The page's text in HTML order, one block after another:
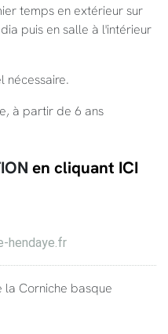
temps en extérieur sur
puis en salle à l'intérieur
nécessaire.
à partir de 6 ans
en cliquant ICI
hendaye.fr
la Corniche basque